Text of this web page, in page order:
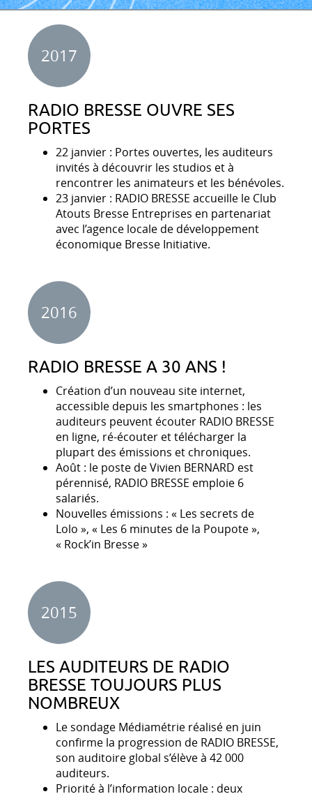
2017
RADIO BRESSE OUVRE SES
PORTES
22 janvier : Portes ouvertes, les auditeurs
invités à découvrir les studios et à
rencontrer les animateurs et les bénévoles.
23 janvier : RADIO BRESSE accueille le Club
Atouts Bresse Entreprises en partenariat
avec l’agence locale de développement
économique Bresse Initiative.
2016
RADIO BRESSE A 30 ANS !
Création d’un nouveau site internet,
accessible depuis les smartphones : les
auditeurs peuvent écouter RADIO BRESSE
en ligne, ré-écouter et télécharger la
plupart des émissions et chroniques.
Août : le poste de Vivien BERNARD est
pérennisé, RADIO BRESSE emploie 6
salariés.
Nouvelles émissions : « Les secrets de
Lolo », « Les 6 minutes de la Poupote »,
« Rock’in Bresse »
2015
LES AUDITEURS DE RADIO
BRESSE TOUJOURS PLUS
NOMBREUX
Le sondage Médiamétrie réalisé en juin
confirme la progression de RADIO BRESSE,
son auditoire global s’élève à 42 000
auditeurs.
Priorité à l’information locale : deux